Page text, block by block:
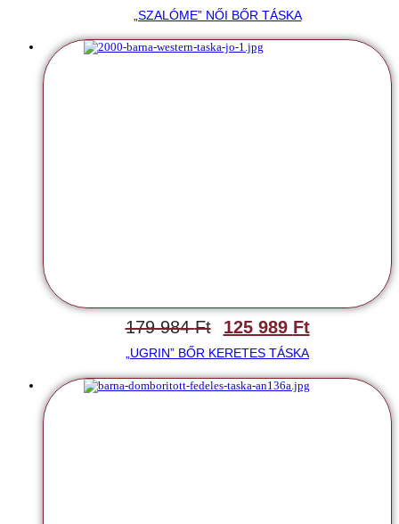
„SZALÓME” NŐI BŐR TÁSKA
179 984Ft 125 989 Ft
„UGRIN” BŐR KERETES TÁSKA